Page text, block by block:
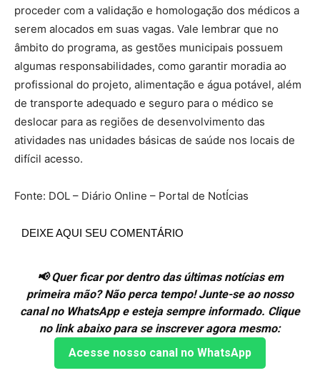
proceder com a validação e homologação dos médicos a
serem alocados em suas vagas. Vale lembrar que no
âmbito do programa, as gestões municipais possuem
algumas responsabilidades, como garantir moradia ao
profissional do projeto, alimentação e água potável, além
de transporte adequado e seguro para o médico se
deslocar para as regiões de desenvolvimento das
atividades nas unidades básicas de saúde nos locais de
difícil acesso.
Fonte: DOL – Diário Online – Portal de NotÍcias
DEIXE AQUI SEU COMENTÁRIO
📢 Quer ficar por dentro das últimas notícias em
primeira mão? Não perca tempo! Junte-se ao nosso
canal no WhatsApp e esteja sempre informado. Clique
no link abaixo para se inscrever agora mesmo:
Acesse nosso canal no WhatsApp